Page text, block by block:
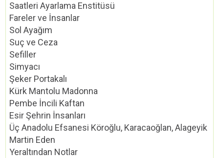
Saatleri Ayarlama Enstitüsü
Fareler ve İnsanlar
Sol Ayağım
Suç ve Ceza
Sefiller
Simyacı
Şeker Portakalı
Kürk Mantolu Madonna
Pembe İncili Kaftan
Esir Şehrin İnsanları
Üç Anadolu Efsanesi Köroğlu, Karacaoğlan, Alageyik
Martin Eden
Yeraltından Notlar